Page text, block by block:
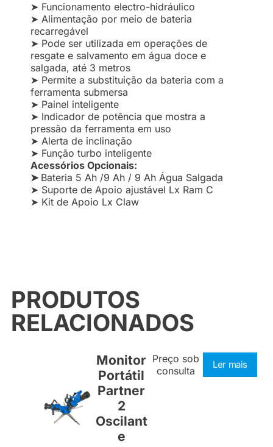
➤ Funcionamento electro-hidráulico
➤ Alimentação por meio de bateria
recarregável
➤ Pode ser utilizada em operações de
resgate e salvamento em água doce e
salgada, até 3 metros
➤ Permite a substituição da bateria com a
ferramenta submersa
➤ Painel inteligente
➤ Indicador de potência que mostra a
pressão da ferramenta em uso
➤ Alerta de inclinação
➤ Função turbo inteligente
Acessórios Opcionais:
➤ Bateria 5 Ah/9 Ah/ 9 Ah Água Salgada
➤ Suporte de Apoio ajustável Lx Ram C
➤ Kit de Apoio Lx Claw
PRODUTOS
RELACIONADOS
Monitor
Portátil
Partner
2
Oscilant
e
Preço sob
consulta
Ler mais